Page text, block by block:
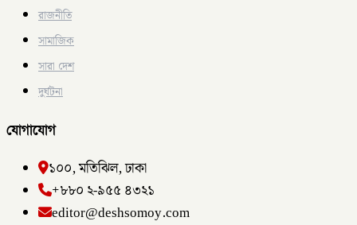
রাজনীতি
সামাজিক
সারা দেশ
দুর্ঘটনা
যোগাযোগ
১০০, মতিঝিল, ঢাকা
+৮৮০ ২-৯৫৫ ৪৩২১
editor@deshsomoy.com